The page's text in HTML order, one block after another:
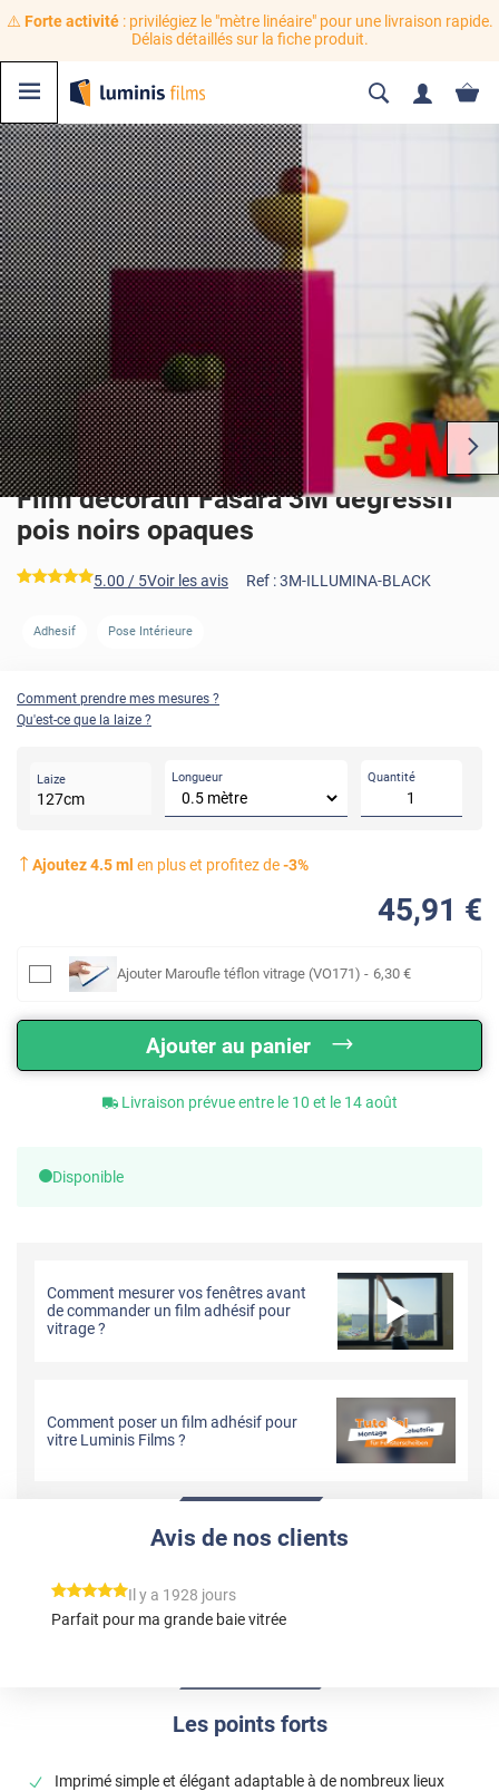
⚠️ Forte activité: privilégiez le "mètre linéaire" pour une livraison rapide.
Délais détaillés sur la fiche produit.
Film décoratif Fasara 3M dégressif
pois noirs opaques
*****
5.00 / 5Voir les avis Ref :3M-ILLUMINA-BLACK
Adhesif Pose Intérieure
Comment prendre mes mesures ?
Qu'est-ce que la laize ?
Laize
127cm
Longueur Quantité
Ajoutez4.5ml en plus et profitez de-3%
45,91 €
Ajouter Maroufle téflon vitrage (VO171) - 6,30 €
Ajouter au panier
Livraison prévue entre le 10 et le 14 août
Disponible
Comment mesurer vos fenêtres avant
de commander un film adhésif pour
vitrage ?
Comment poser un film adhésif pour
vitre Luminis Films ?
Les points forts
Imprimé simple et élégant adaptable à de nombreux lieux
Avis de nos clients
*****
Il y a 1928 jours
Parfait pour ma grande baie vitrée